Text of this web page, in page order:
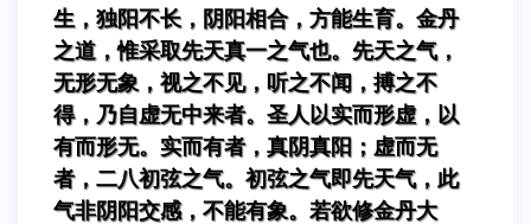
生，独阳不长，阴阳相合，方能生育。金丹
之道，惟采取先天真一之气也。先天之气，
无形无象，视之不见，听之不闻，搏之不
得，乃自虚无中来者。圣人以实而形虚，以
有而形无。实而有者，真阴真阳；虚而无
者，二八初弦之气。初弦之气即先天气，此
气非阴阳交感，不能有象。若欲修金丹大